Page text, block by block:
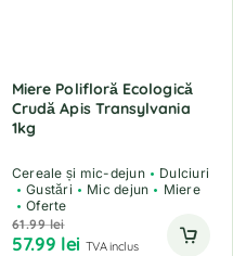
Miere Polifloră Ecologică
Crudă Apis Transylvania
1kg
Cereale și mic-dejun
Dulciuri
Gustări
Mic dejun
Miere
Oferte
61.99lei
57.99 lei TVA inclus